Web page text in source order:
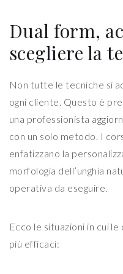
Dual form,
scegliere la
Non tutte le tecniche si
ogni cliente. Questo è
una professionista
con un solo metodo. I
enfatizzano la
morfologia dell’unghia
operativa da eseguire.
Ecco le situazioni in cui
più efficaci: